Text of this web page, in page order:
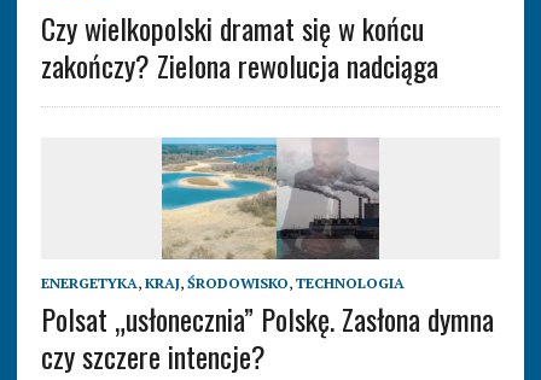
Czy wielkopolski dramat się w końcu
zakończy? Zielona rewolucja nadciąga
ENERGETYKA, KRAJ, ŚRODOWISKO, TECHNOLOGIA
Polsat „usłonecznia” Polskę. Zasłona dymna
czy szczere intencje?